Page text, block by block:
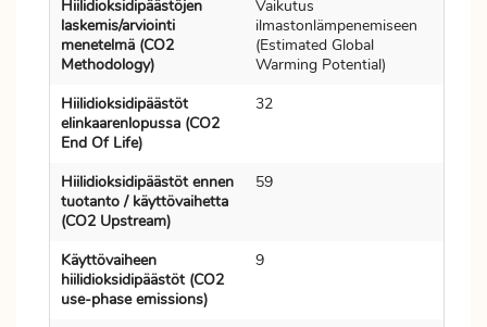
Hiilidioksidipäästöjen
laskemis/arviointi
menetelmä (CO2
Methodology)
Vaikutus
ilmastonlämpenemiseen
(Estimated Global
Warming Potential)
Hiilidioksidipäästöt
elinkaarenlopussa (CO2
End Of Life)
32
Hiilidioksidipäästöt ennen
tuotanto / käyttövaihetta
(CO2 Upstream)
59
Käyttövaiheen
hiilidioksidipäästöt (CO2
use-phase emissions)
9